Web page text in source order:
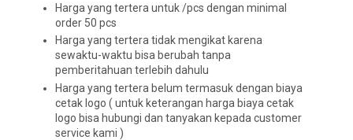
Harga yang tertera untuk /pcs dengan minimal
order 50 pcs
Harga yang tertera tidak mengikat karena
sewaktu-waktu bisa berubah tanpa
pemberitahuan terlebih dahulu
Harga yang tertera belum termasuk dengan biaya
cetak logo ( untuk keterangan harga biaya cetak
logo bisa hubungi dan tanyakan kepada customer
service kami )